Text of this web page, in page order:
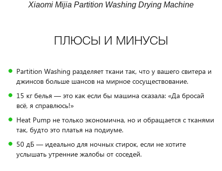
Xiaomi Mijia Partition Washing Drying Machine
ПЛЮСЫ И МИНУСЫ
Partition Washing разделяет ткани так, что у вашего свитера и
джинсов больше шансов на мирное сосуществование.
15 кг белья — это как если бы машина сказала: «Да бросай
всё, я справлюсь!»
Heat Pump не только экономична, но и обращается с тканями
так, будто это платья на подиуме.
50 дБ — идеально для ночных стирок, если не хотите
услышать утренние жалобы от соседей.